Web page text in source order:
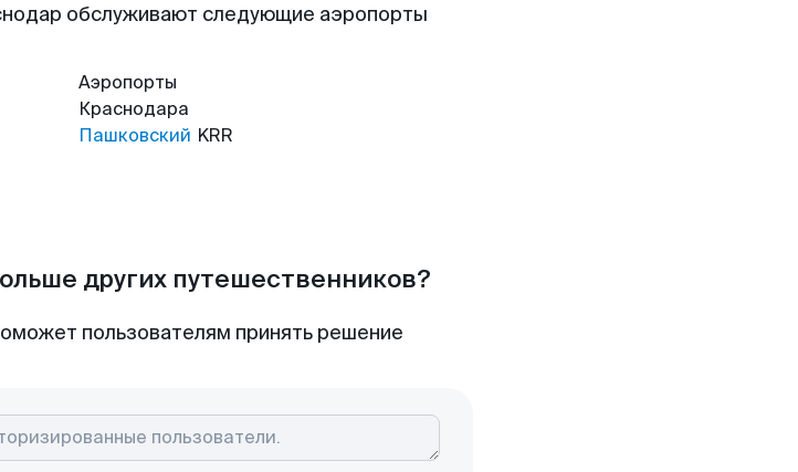
обслуживают следующие аэропорты
Аэропорты
Краснодара
Пашковский KRR
других путешественников?
пользователям принять решение